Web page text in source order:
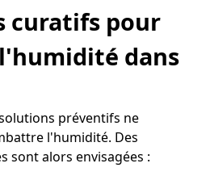
curatifs pour
dans
préventifs ne
l'humidité. Des
sont alors envisagées :